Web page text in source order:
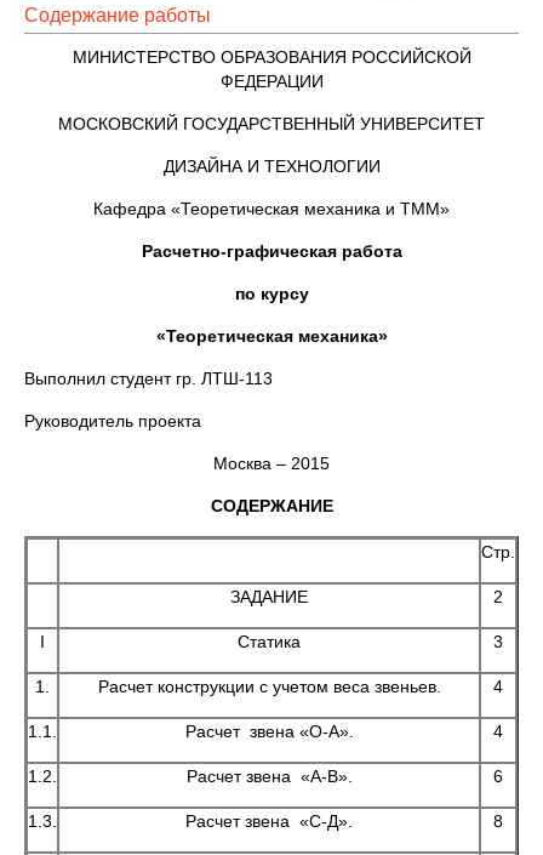
Содержание работы
МИНИСТЕРСТВО ОБРАЗОВАНИЯ РОССИЙСКОЙ
ФЕДЕРАЦИИ
МОСКОВСКИЙ ГОСУДАРСТВЕННЫЙ УНИВЕРСИТЕТ
ДИЗАЙНА И ТЕХНОЛОГИИ
Кафедра «Теоретическая механика и ТММ»
Расчетно-графическая работа
по курсу
«Теоретическая механика»
Выполнил студент гр. ЛТШ-113
Руководитель проекта
Москва – 2015
СОДЕРЖАНИЕ
Стр.
ЗАДАНИЕ 2
I Статика 3
1. Расчет конструкции с учетом веса звеньев. 4
1.1. Расчет звена «О-А». 4
1.2. Расчет звена «А-В». 6
1.3. Расчет звена «С-Д». 8